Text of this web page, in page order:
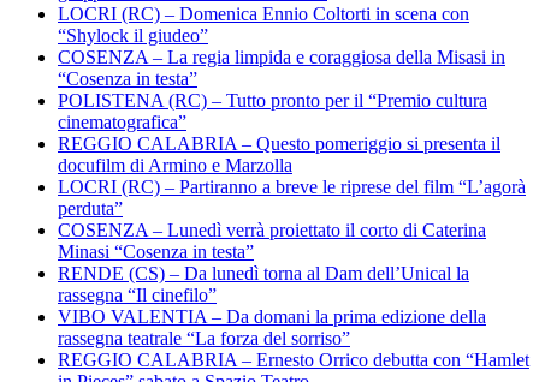
LOCRI (RC) – Domenica Ennio Coltorti in scena con
“Shylock il giudeo”
COSENZA – La regia limpida e coraggiosa della Misasi in
“Cosenza in testa”
POLISTENA (RC) – Tutto pronto per il “Premio cultura
cinematografica”
REGGIO CALABRIA – Questo pomeriggio si presenta il
docufilm di Armino e Marzolla
LOCRI (RC) – Partiranno a breve le riprese del film “L’agorà
perduta”
COSENZA – Lunedì verrà proiettato il corto di Caterina
Minasi “Cosenza in testa”
RENDE (CS) – Da lunedì torna al Dam dell’Unical la
rassegna “Il cinefilo”
VIBO VALENTIA – Da domani la prima edizione della
rassegna teatrale “La forza del sorriso”
REGGIO CALABRIA – Ernesto Orrico debutta con “Hamlet